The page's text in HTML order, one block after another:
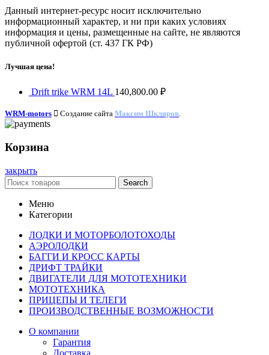
Данный интернет-ресурс носит исключительно
информационный характер, и ни при каких условиях
информация и цены, размещенные на сайте, не являются
публичной офертой (ст. 437 ГК РФ)
Лучшая цена!
Drift trike WRM 14L 140,800.00 ₽
WRM-motors Создание сайта Максим Шкляров.
Корзина
закрыть
Search
Меню
Категории
ЛОДКИ И МОТОРБОЛОТОХОДЫ
АЭРОЛОДКИ
БАГГИ И КРОСС КАРТЫ
ДРИФТ ТРАЙКИ
ДВИГАТЕЛИ ДЛЯ МОТОТЕХНИКИ
МОТОТЕХНИКА
ПРИЦЕПЫ И ТЕЛЕГИ
ПРОИЗВОДСТВЕННЫЕ ВОЗМОЖНОСТИ
О компании
Гарантия
Доставка